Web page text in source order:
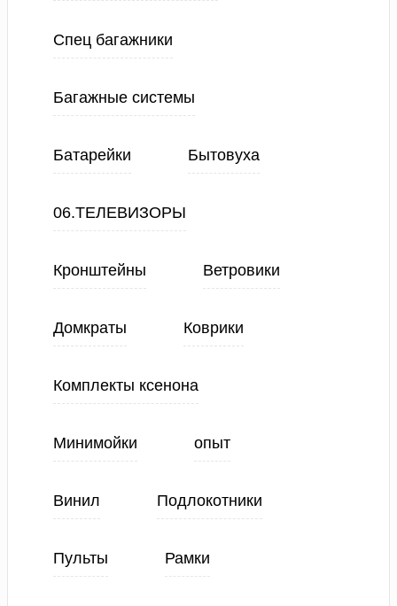
Спец багажники
Багажные системы
Батарейки Бытовуха
06.ТЕЛЕВИЗОРЫ
Кронштейны Ветровики
Домкраты Коврики
Комплекты ксенона
Минимойки опыт
Винил Подлокотники
Пульты Рамки